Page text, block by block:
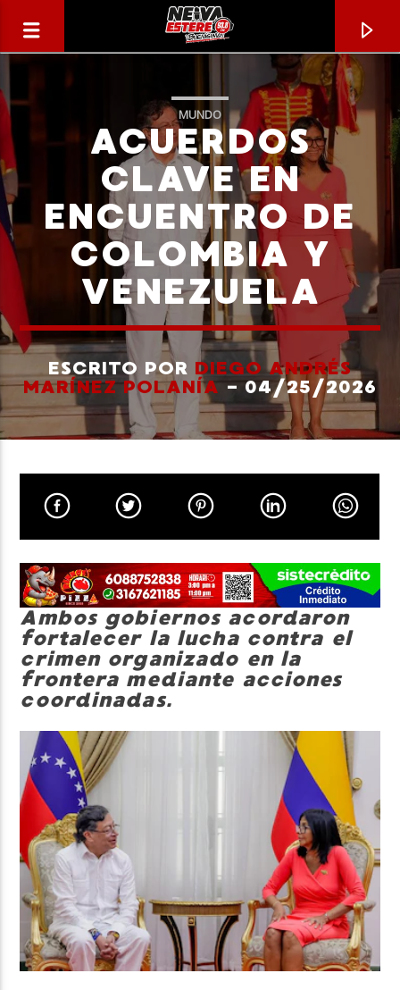
CANCIÓN ACTUAL
TÍTULO
ARTISTA
Neiva Estereo
MUNDO
ACUERDOS
CLAVE EN
ENCUENTRO DE
COLOMBIA Y
VENEZUELA
ESCRITO POR DIEGO ANDRÉS
MARÍNEZ POLANÍA - 04/25/2026
Ambos gobiernos acordaron
fortalecer la lucha contra el
crimen organizado en la
frontera mediante acciones
coordinadas.